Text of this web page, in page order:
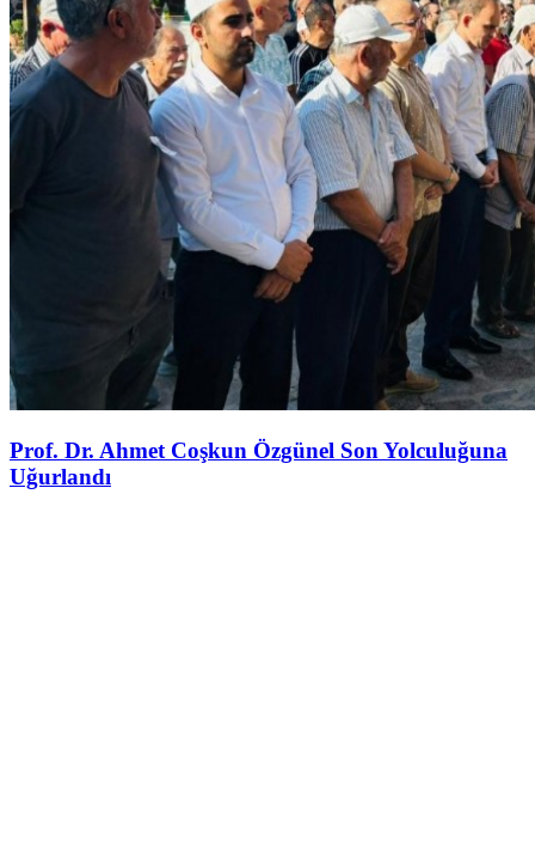
Prof. Dr. Ahmet Coşkun Özgünel Son Yolculuğuna
Uğurlandı